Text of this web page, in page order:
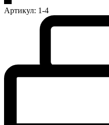
Артикул: 1-4